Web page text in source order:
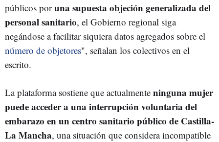
públicos poruna supuesta objeción generalizada del
personal sanitario, el Gobierno regional siga
negándose a facilitar siquiera datos agregados sobre el
número de objetores", señalan los colectivos en el
escrito.
La plataforma sostiene que actualmente ninguna mujer
puede acceder a una interrupción voluntaria del
embarazo en un centro sanitario público de Castilla-
La Mancha, una situación que considera incompatible